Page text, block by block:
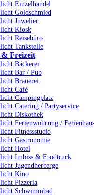
Einzelhandel
Goldschmied
Juwelier
Kiosk
Reisebüro
Tankstelle
& Freizeit
Bäckerei
Bar / Pub
Brauerei
Café
Campingplatz
Catering / Partyservice
Diskothek
Ferienwohnung / Ferienhaus
Fitnessstudio
Gastronomie
Hotel
Imbiss & Foodtruck
Jugendherberge
Kino
Pizzeria
Schwimmbad